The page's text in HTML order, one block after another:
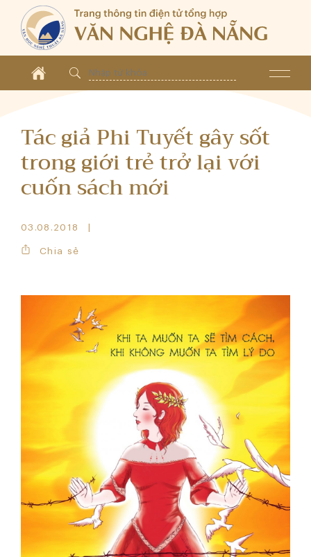
Tác giả Phi Tuyết gây sốt
trong giới trẻ trở lại với
cuốn sách mới
03.08.2018
Chia sẻ